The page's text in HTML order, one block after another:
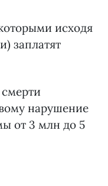
исходя
заплатят
нарушение
от 3 млн до 5